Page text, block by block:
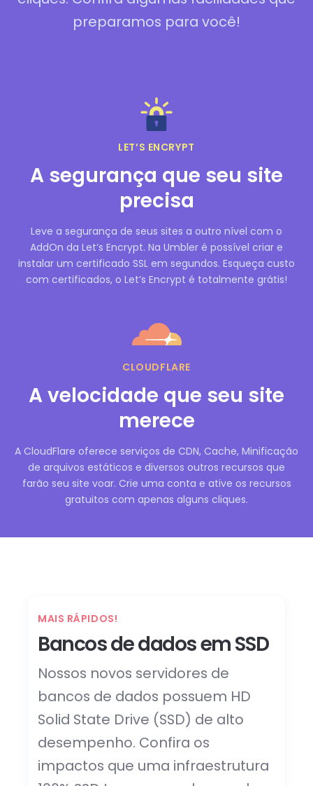
preparamos para você!
LET’S ENCRYPT
A segurança que seu site
precisa
Leve a segurança de seus sites a outro nível com o
AddOn da Let’s Encrypt. Na Umbler é possível criar e
instalar um certificado SSL em segundos. Esqueça custo
com certificados, o Let’s Encrypt é totalmente grátis!
CLOUDFLARE
A velocidade que seu site
merece
A CloudFlare oferece serviços de CDN, Cache, Minificação
de arquivos estáticos e diversos outros recursos que
farão seu site voar. Crie uma conta e ative os recursos
gratuitos com apenas alguns cliques.
MAIS RÁPIDOS!
Bancos de dados em SSD
Nossos novos servidores de
bancos de dados possuem HD
Solid State Drive (SSD) de alto
desempenho. Confira os
impactos que uma infraestrutura